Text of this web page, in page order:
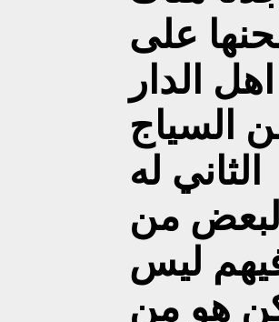
على
الدار
السياج
الثاني له
من
ليس
هو من